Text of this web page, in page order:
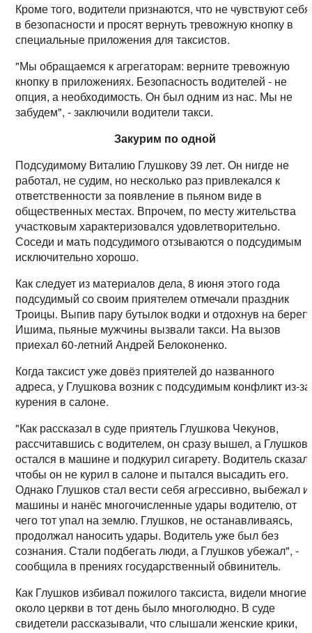
Кроме того, водители признаются, что не чувствуют себя
в безопасности и просят вернуть тревожную кнопку в
специальные приложения для таксистов.
"Мы обращаемся к агрегаторам: верните тревожную
кнопку в приложениях. Безопасность водителей - не
опция, а необходимость. Он был одним из нас. Мы не
забудем", - заключили водители такси.
Закурим по одной
Подсудимому Виталию Глушкову 39 лет. Он нигде не
работал, не судим, но несколько раз привлекался к
ответственности за появление в пьяном виде в
общественных местах. Впрочем, по месту жительства
участковым характеризовался удовлетворительно.
Соседи и мать подсудимого отзываются о подсудимым
исключительно хорошо.
Как следует из материалов дела, 8 июня этого года
подсудимый со своим приятелем отмечали праздник
Троицы. Выпив пару бутылок водки и отдохнув на берегу
Ишима, пьяные мужчины вызвали такси. На вызов
приехал 60-летний Андрей Белоконенко.
Когда таксист уже довёз приятелей до названного
адреса, у Глушкова возник с подсудимым конфликт из-за
курения в салоне.
"Как рассказал в суде приятель Глушкова Чекунов,
рассчитавшись с водителем, он сразу вышел, а Глушков
остался в машине и подкурил сигарету. Водитель сказал,
чтобы он не курил в салоне и пытался высадить его.
Однако Глушков стал вести себя агрессивно, выбежал
машины и нанёс многочисленные удары водителю, от
чего тот упал на землю. Глушков, не останавливаясь,
продолжал наносить удары. Водитель уже был без
сознания. Стали подбегать люди, а Глушков убежал", -
сообщила в прениях государственный обвинитель.
Как Глушков избивал пожилого таксиста, видели многие:
около церкви в тот день было многолюдно. В суде
свидетели рассказывали, что слышали женские крики,